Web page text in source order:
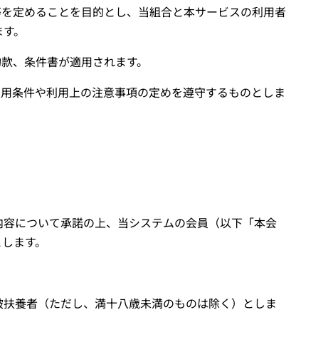
定めることを目的とし、当組合と本サービスの利用者
。
、条件書が適用されます。
条件や利用上の注意事項の定めを遵守するものとしま
について承諾の上、当システムの会員（以下「本会
ます。
養者（ただし、満十八歳未満のものは除く）としま